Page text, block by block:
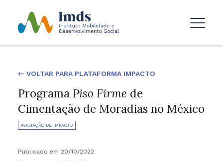
← VOLTAR PARA PLATAFORMA IMPACTO
Programa Piso Firme de
Cimentação de Moradias no México
AVALIAÇÃO DE IMPACTO
Publicado em 20/10/2022